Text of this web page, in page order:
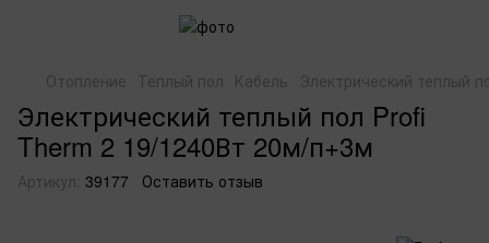
Отопление Теплый пол Кабель Электрический теплый
Электрический теплый пол Profi
Therm 2 19/1240Вт 20м/п+3м
Артикул: 39177 Оставить отзыв